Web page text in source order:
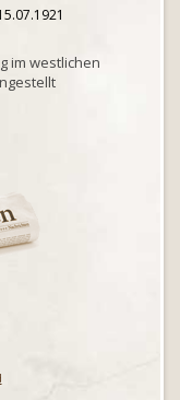
im westlichen